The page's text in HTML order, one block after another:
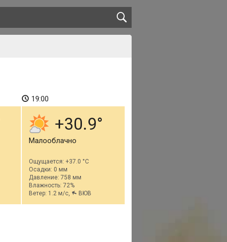
19:00
+30.9
Малооблачно
Ощущается: +37.0 °C
Осадки: 0 мм
Давление: 758 мм
Влажность: 72%
Ветер: 1.2 м/с,
ВЮВ